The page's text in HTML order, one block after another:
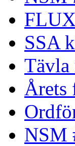
SSA
Tävla
Årets
NSM